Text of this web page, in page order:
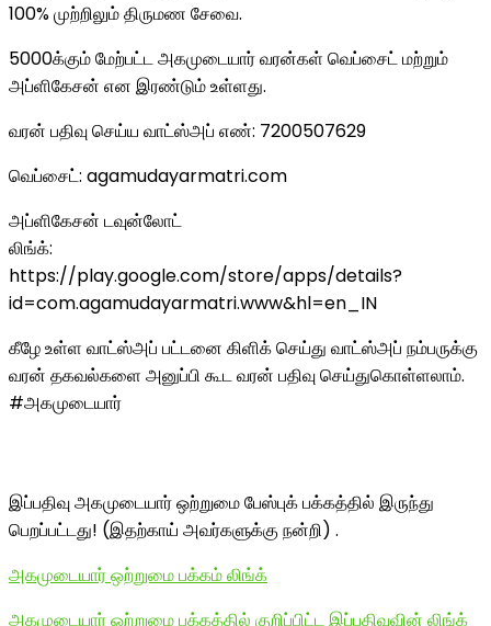
100% முற்றிலும் திருமண சேவை.
5000க்கும் மேற்பட்ட அகமுடையார் வரன்கள் வெப்சைட் மற்றும்
அப்ளிகேசன் என இரண்டும் உள்ளது.
வரன் பதிவு செய்ய வாட்ஸ்அப் எண்: 7200507629
வெப்சைட்: agamudayarmatri.com
அப்ளிகேசன் டவுன்லோட்
லிங்க்:
https://play.google.com/store/apps/details?
id=com.agamudayarmatri.www&hl=en_IN
கீழே உள்ள வாட்ஸ்அப் பட்டனை கிளிக் செய்து வாட்ஸ்அப் நம்பருக்கு
வரன் தகவல்களை அனுப்பி கூட வரன் பதிவு செய்துகொள்ளலாம்.
#அகமுடையார்
இப்பதிவு அகமுடையார் ஒற்றுமை பேஸ்புக் பக்கத்தில் இருந்து
பெறப்பட்டது! (இதற்காய் அவர்களுக்கு நன்றி) .
அகமுடையார் ஒற்றுமை பக்கம் லிங்க்
அகமுடையார் ஒற்றுமை பக்கத்தில் குறிப்பிட்ட இப்பதிவுவின் லிங்க்